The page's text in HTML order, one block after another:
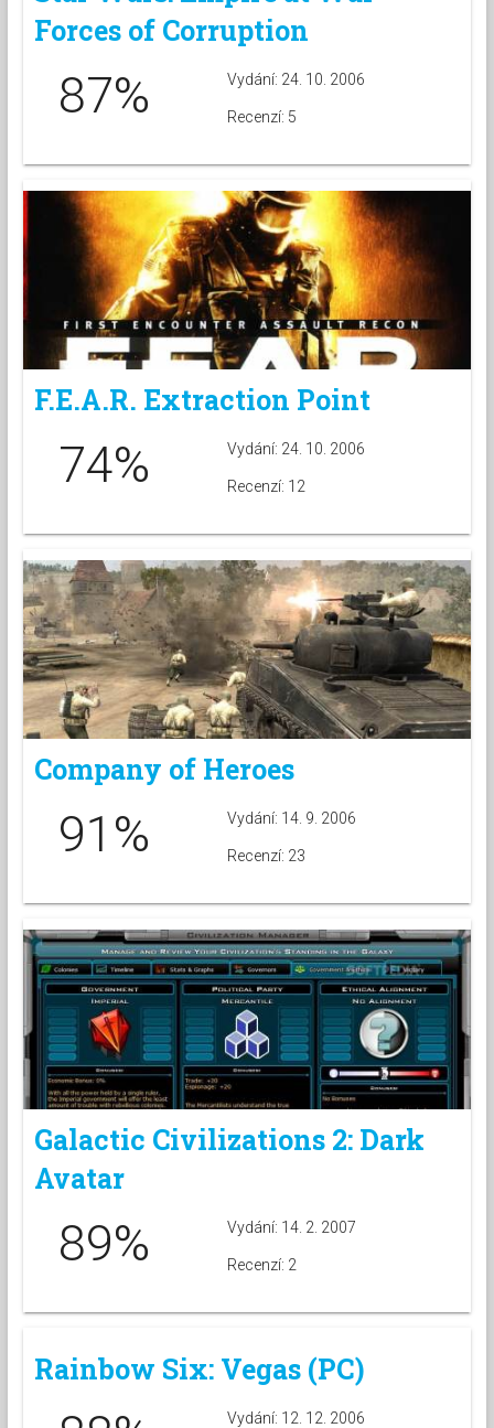
Forces of Corruption
87% Vydání: 24. 10. 2006
Recenzí: 5
F.E.A.R. Extraction Point
74% Vydání: 24. 10. 2006
Recenzí: 12
Company of Heroes
91% Vydání: 14. 9. 2006
Recenzí: 23
Galactic Civilizations 2: Dark
Avatar
89% Vydání: 14. 2. 2007
Recenzí: 2
Rainbow Six: Vegas (PC)
Vydání: 12. 12. 2006